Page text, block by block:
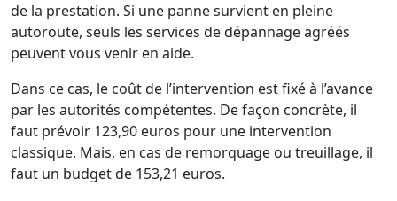
de la prestation. Si une panne survient en pleine
autoroute, seuls les services de dépannage agréés
peuvent vous venir en aide.
Dans ce cas, le coût de l’intervention est fixé à l’avance
par les autorités compétentes. De façon concrète, il
faut prévoir 123,90 euros pour une intervention
classique. Mais, en cas de remorquage ou treuillage, il
faut un budget de 153,21 euros.